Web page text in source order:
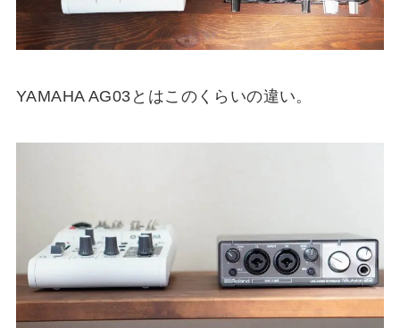
YAMAHA AG03 とはこのくらいの違い。